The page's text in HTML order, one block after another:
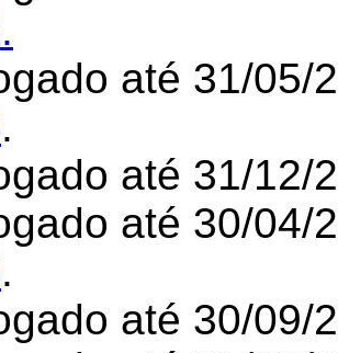
até 31/05/
.
até 31/
até 30/04/
.
até 30/